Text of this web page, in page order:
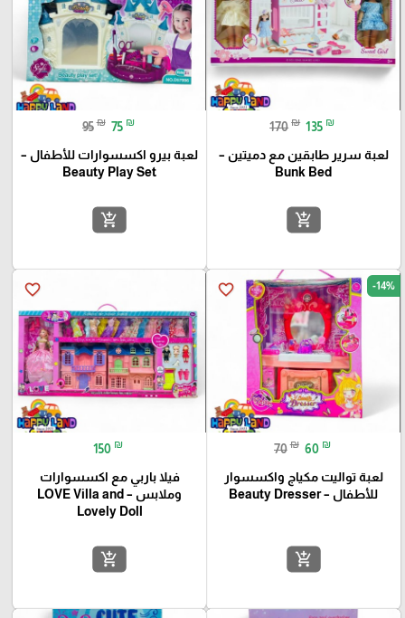
170 ₪ 135 ₪
لعبة سرير طابقين مع دميتين –
Bunk Bed
add_shopping_cart
95 ₪ 75 ₪
لعبة بيرو اكسسوارات للأطفال –
Beauty Play Set
add_shopping_cart
favorite_border -14%
70 ₪ 60 ₪
لعبة تواليت مكياج واكسسوار
للأطفال – Beauty Dresser
add_shopping_cart
favorite_border
150 ₪
فيلا باربي مع اكسسوارات
وملابس – LOVE Villa and
Lovely Doll
add_shopping_cart